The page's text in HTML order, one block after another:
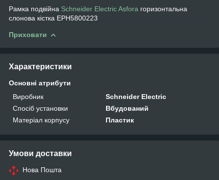
Рамка подвійна Schneider ElectricAsfora горизонтальна
слонова кістка EPH5800223
Приховати
Характеристики
Основні атрибути
Виробник
Schneider Electric
Спосіб установки
Вбудований
Матеріал корпусу
Пластик
Умови доставки
Нова Пошта